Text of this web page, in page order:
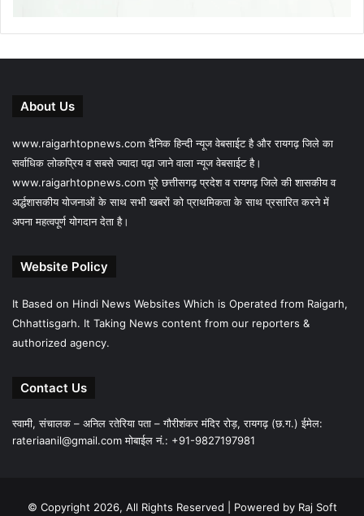
About Us
www.raigarhtopnews.com दैनिक हिन्दी न्यूज वेबसाईट है और रायगढ़ जिले का
सर्वाधिक लोकप्रिय व सबसे ज्यादा पढ़ा जाने वाला न्यूज वेबसाईट है।
www.raigarhtopnews.com पूरे छत्तीसगढ़ प्रदेश व रायगढ़ जिले की शासकीय व
अर्द्धशासकीय योजनाओं के साथ सभी खबरों को प्राथमिकता के साथ प्रसारित करने में
अपना महत्वपूर्ण योगदान देता है।
Website Policy
It Based on Hindi News Websites Which is Operated from Raigarh,
Chhattisgarh. It Taking News content from our reporters &
authorized agency.
Contact Us
स्वामी, संचालक – अनिल रतेरिया पता – गौरीशंकर मंदिर रोड़, रायगढ़ (छ.ग.) ईमेल:
rateriaanil@gmail.comमोबाईल नं.: +91-9827197981
© Copyright 2026, All Rights Reserved | Powered by Raj Soft